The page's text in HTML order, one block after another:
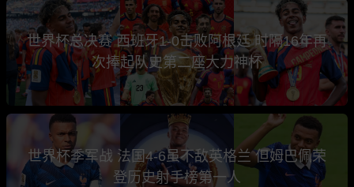
世界杯总决赛 西班牙1-0击败阿根廷 时隔16年再
次捧起队史第二座大力神杯
世界杯季军战 法国4-6虽不敌英格兰 但姆巴佩荣
登历史射手榜第一人